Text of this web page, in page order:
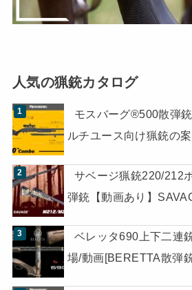
人気の猟銃カタログ
モスバーグ®500散弾
ルチユース向け猟銃の
サベージ猟銃220/212
弾銃【動画あり】
ベレッタ690上下二連
場/動画[BERETTA散弾